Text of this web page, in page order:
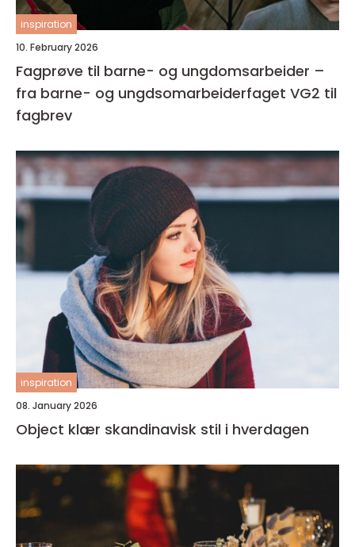
inspiration
10. February 2026
Fagprøve til barne- og ungdomsarbeider –
fra barne- og ungdsomarbeiderfaget VG2 til
fagbrev
inspiration
08. January 2026
Object klær skandinavisk stil i hverdagen